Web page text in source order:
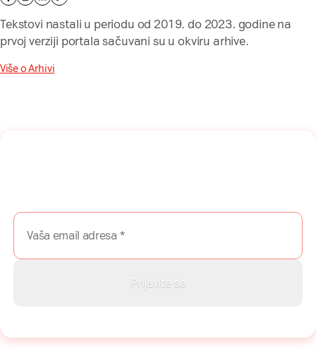
Tekstovi nastali u periodu od 2019. do 2023. godine na
prvoj verziji portala sačuvani su u okviru arhive.
Više o Arhivi